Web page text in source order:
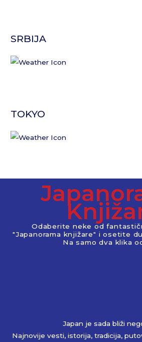
SRBIJA
TOKYO
Odaberite neke od
"Japanorama knjižare" i osetite
Na samo dva klika
Japan je sada bliži
Najnovije vesti, istorija, tradicija,